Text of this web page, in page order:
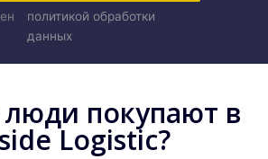
политикой обработки
данных
покупают в
Logistic?